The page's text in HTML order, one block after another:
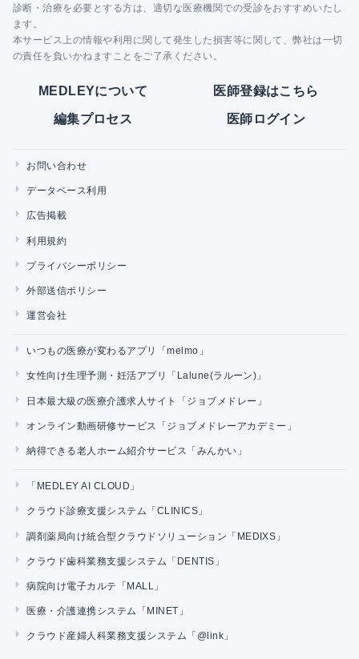
診断・治療を必要とする方は、適切な医療機関での受診をおすすめいたし
ます。
本サービス上の情報や利用に関して発生した損害等に関して、弊社は一切
の責任を負いかねますことをご了承ください。
MEDLEYについて 医師登録はこちら
編集プロセス 医師ログイン
お問い合わせ
データベース利用
広告掲載
利用規約
プライバシーポリシー
外部送信ポリシー
運営会社
いつもの医療が変わるアプリ「melmo」
女性向け生理予測・妊活アプリ「Lalune(ラルーン)」
日本最大級の医療介護求人サイト「ジョブメドレー」
オンライン動画研修サービス「ジョブメドレーアカデミー」
納得できる老人ホーム紹介サービス「みんかい」
「MEDLEY AI CLOUD」
クラウド診療支援システム「CLINICS」
調剤薬局向け統合型クラウドソリューション「MEDIXS」
クラウド歯科業務支援システム「DENTIS」
病院向け電子カルテ「MALL」
医療・介護連携システム「MINET」
クラウド産婦人科業務支援システム「@link」